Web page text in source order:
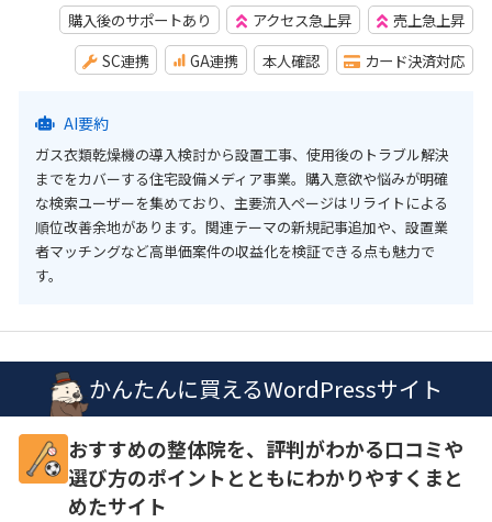
購入後のサポートあり アクセス急上昇
売上急上昇
SC連携
GA連携 本人確認 カード決済対応
AI要約
ガス衣類乾燥機の導入検討から設置工事、使用後のトラブル解決
までをカバーする住宅設備メディア事業。購入意欲や悩みが明確
な検索ユーザーを集めており、主要流入ページはリライトによる
順位改善余地があります。関連テーマの新規記事追加や、設置業
者マッチングなど高単価案件の収益化を検証できる点も魅力で
す。
かんたんに買えるWordPressサイト
おすすめの整体院を、評判がわかる口コミや
選び方のポイントとともにわかりやすくまと
めたサイト